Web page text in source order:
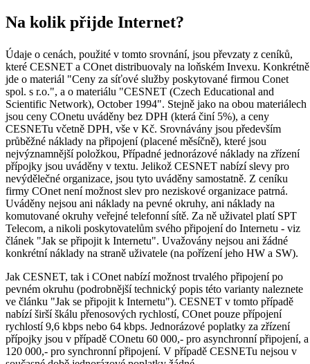
Na kolik přijde Internet?
Údaje o cenách, použité v tomto srovnání, jsou převzaty z ceníků,
které CESNET a COnet distribuovaly na loňském Invexu. Konkrétně
jde o materiál "Ceny za síťové služby poskytované firmou Conet
spol. s r.o.", a o materiálu "CESNET (Czech Educational and
Scientific Network), October 1994". Stejně jako na obou materiálech
jsou ceny COnetu uváděny bez DPH (která činí 5%), a ceny
CESNETu včetně DPH, vše v Kč. Srovnávány jsou především
průběžné náklady na připojení (placené měsíčně), které jsou
nejvýznamnější položkou, Případné jednorázové náklady na zřízení
přípojky jsou uváděny v textu. Jelikož CESNET nabízí slevy pro
nevýdělečné organizace, jsou tyto uváděny samostatně. Z ceníku
firmy COnet není možnost slev pro neziskové organizace patrná.
Uváděny nejsou ani náklady na pevné okruhy, ani náklady na
komutované okruhy veřejné telefonní sítě. Za ně uživatel platí SPT
Telecom, a nikoli poskytovatelům svého připojení do Internetu - viz
článek "Jak se připojit k Internetu". Uvažovány nejsou ani žádné
konkrétní náklady na straně uživatele (na pořízení jeho HW a SW).
Jak CESNET, tak i COnet nabízí možnost trvalého připojení po
pevném okruhu (podrobnější technický popis této varianty naleznete
ve článku "Jak se připojit k Internetu"). CESNET v tomto případě
nabízí širší škálu přenosových rychlostí, COnet pouze přípojení
rychlostí 9,6 kbps nebo 64 kbps. Jednorázové poplatky za zřízení
přípojky jsou v případě COnetu 60 000,- pro asynchronní připojení, a
120 000,- pro synchronní připojení. V případě CESNETu nejsou v